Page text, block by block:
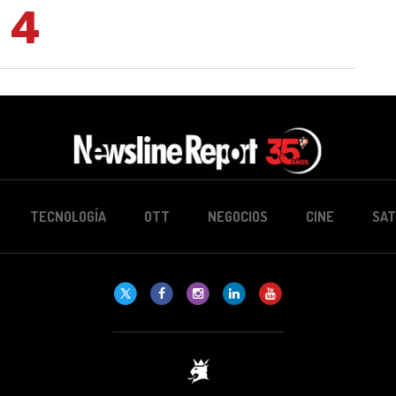
4
TECNOLOGÍA OTT NEGOCIOS CINE